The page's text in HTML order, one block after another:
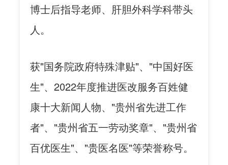
博士后指导老师、肝胆外科学科带头
人。
获"国务院政府特殊津贴"、"中国好医
生"、2022年度推进医改服务百姓健
康十大新闻人物、"贵州省先进工作
者"、"贵州省五一劳动奖章"、"贵州省
百优医生"、"贵医名医"等荣誉称号。